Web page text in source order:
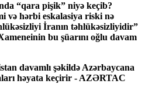
“qara pişik” niyə keçib?
və hərbi eskalasiya riski nə
İranın təhlükəsizliyidir”
bu şüarını oğlu davam